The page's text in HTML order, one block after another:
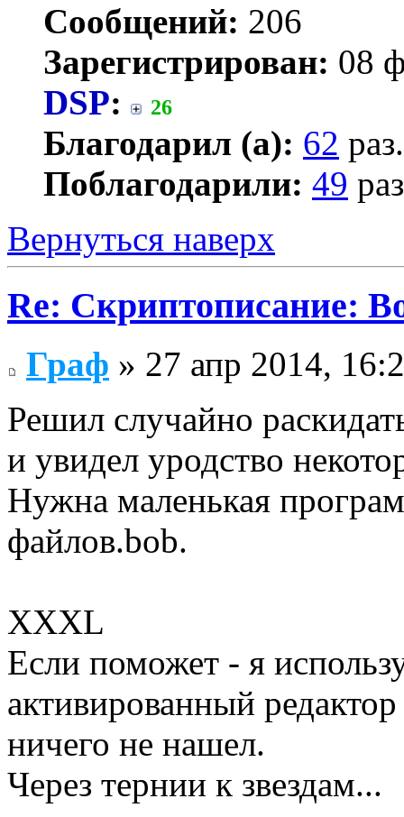
Сообщений: 206
Зарегистрирован: 08
DSP: 26
Благодарил (а): 62 раз.
Поблагодарили: 49
Вернуться наверх
Re: Скриптописание:
Граф » 27 апр 2014,
Решил случайно
и увидел уродство
Нужна маленькая
файлов.bob.
XXXL
Если поможет - я
активированный
ничего не нашел.
Через тернии к звездам...